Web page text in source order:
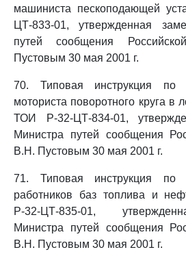
машиниста пескоподающей
ЦТ-833-01, утвержденная
путей сообщения
Пустовым 30 мая 2001 г.
70. Типовая инструкция по
моториста поворотного круга в
ТОИ Р-32-ЦТ-834-01,
Министра путей сообщения
В.Н. Пустовым 30 мая 2001 г.
71. Типовая инструкция по
работников баз топлива и
Р-32-ЦТ-835-01,
Министра путей сообщения
В.Н. Пустовым 30 мая 2001 г.